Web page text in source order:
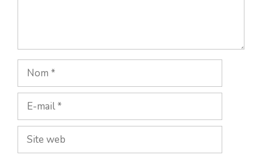
Nom
mail
Site
web